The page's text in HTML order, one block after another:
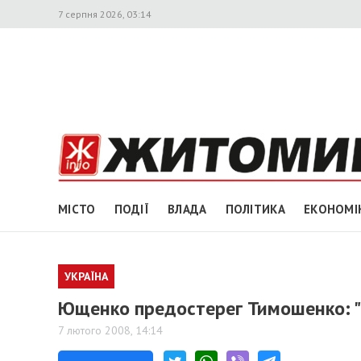
7 серпня 2026, 03:14
МІСТО ПОДІЇ ВЛАДА ПОЛІТИКА
УКРАЇНА
Ющенко предостерег Тимошенко:
7 лютого 2008, 14:14